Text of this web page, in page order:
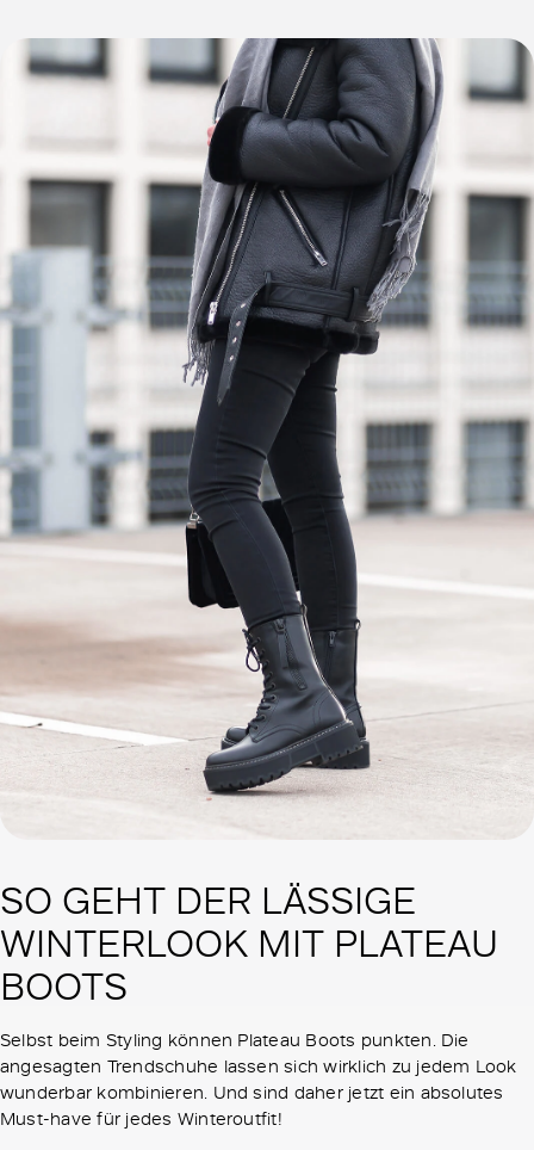
SO GEHT DER LÄSSIGE
WINTERLOOK MIT PLATEAU
BOOTS
Selbst beim Styling können Plateau Boots punkten. Die
angesagten Trendschuhe lassen sich wirklich zu jedem Look
wunderbar kombinieren. Und sind daher jetzt ein absolutes
Must-have für jedes Winteroutfit!